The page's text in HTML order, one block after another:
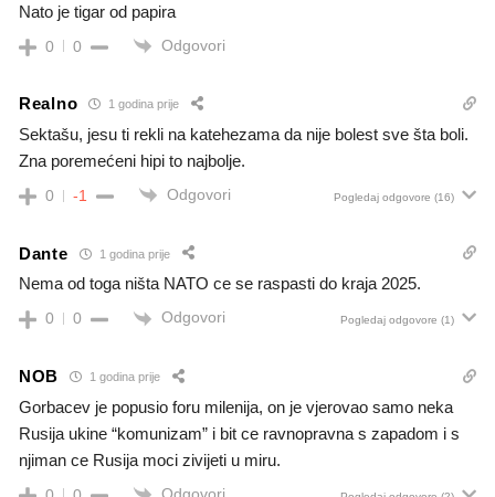
Nato je tigar od papira
0 0 Odgovori
Realno 1 godina prije
Sektašu, jesu ti rekli na katehezama da nije bolest sve šta boli.
Zna poremećeni hipi to najbolje.
0 -1 Odgovori Pogledaj odgovore (16)
Dante 1 godina prije
Nema od toga ništa NATO ce se raspasti do kraja 2025.
0 0 Odgovori Pogledaj odgovore (1)
NOB 1 godina prije
Gorbacev je popusio foru milenija, on je vjerovao samo neka
Rusija ukine “komunizam” i bit ce ravnopravna s zapadom i s
njiman ce Rusija moci zivijeti u miru.
Odgovori